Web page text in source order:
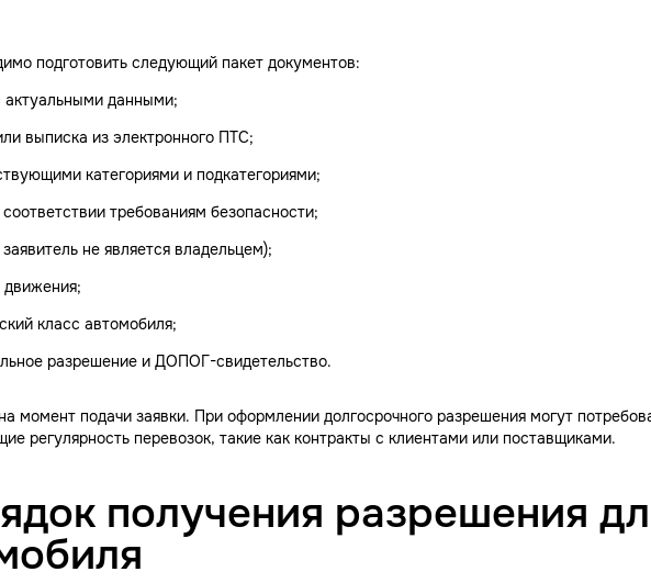
подготовить следующий пакет документов:
актуальными данными;
выписка из электронного ПТС;
категориями и подкатегориями;
требованиям безопасности;
не является владельцем);
движения;
класс автомобиля;
разрешение и ДОПОГ-свидетельство.
момент подачи заявки. При оформлении долгосрочного разрешения могут
регулярность перевозок, такие как контракты с клиентами или поставщиками.
получения разрешения